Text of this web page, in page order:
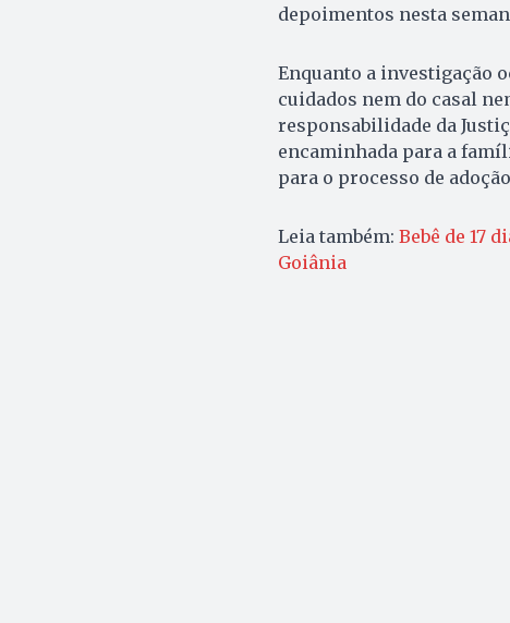
depoimentos nesta
Enquanto a investigação
cuidados nem do casal
responsabilidade da
encaminhada para a
para o processo de
Leia também: Bebê de 17
Goiânia